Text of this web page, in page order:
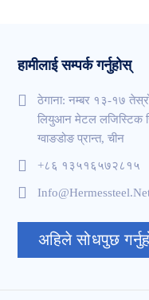
हामीलाई सम्पर्क गर्नुहोस्
ठेगाना: नम्बर १३-१७
लियुआन मेटल लजिस्टिक
ग्वाङडोङ प्रान्त, चीन
+८६ १३५१६५७२८१५
अहिले सोधपुछ